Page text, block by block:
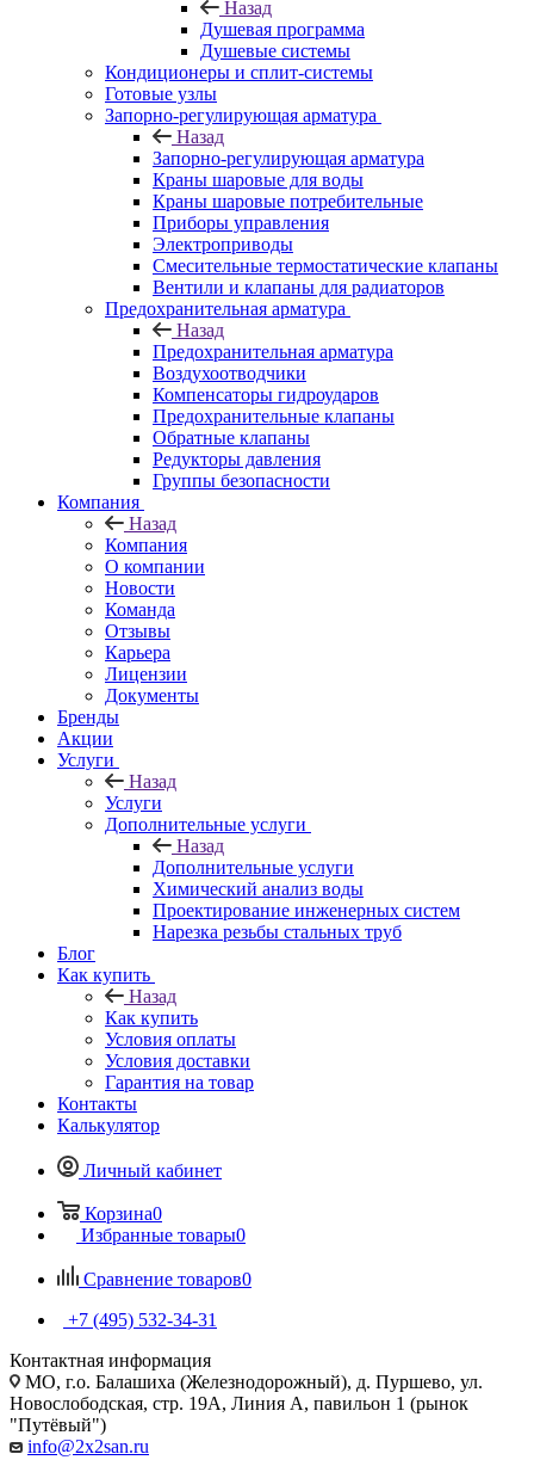
Назад
Душевая программа
Душевые системы
Кондиционеры и сплит-системы
Готовые узлы
Запорно-регулирующая арматура
Назад
Запорно-регулирующая арматура
Краны шаровые для воды
Краны шаровые потребительные
Приборы управления
Электроприводы
Смесительные термостатические клапаны
Вентили и клапаны для радиаторов
Предохранительная арматура
Назад
Предохранительная арматура
Воздухоотводчики
Компенсаторы гидроударов
Предохранительные клапаны
Обратные клапаны
Редукторы давления
Группы безопасности
Компания
Назад
Компания
О компании
Новости
Команда
Отзывы
Карьера
Лицензии
Документы
Бренды
Акции
Услуги
Назад
Услуги
Дополнительные услуги
Назад
Дополнительные услуги
Химический анализ воды
Проектирование инженерных систем
Нарезка резьбы стальных труб
Блог
Как купить
Назад
Как купить
Условия оплаты
Условия доставки
Гарантия на товар
Контакты
Калькулятор
Личный кабинет
Корзина0
Избранные товары0
Сравнение товаров0
+7 (495) 532‑34‑31
Контактная информация
МО, г.о. Балашиха (Железнодорожный), д. Пуршево, ул.
Новослободская, стр. 19А, Линия А, павильон 1 (рынок
"Путёвый")
info@2x2san.ru